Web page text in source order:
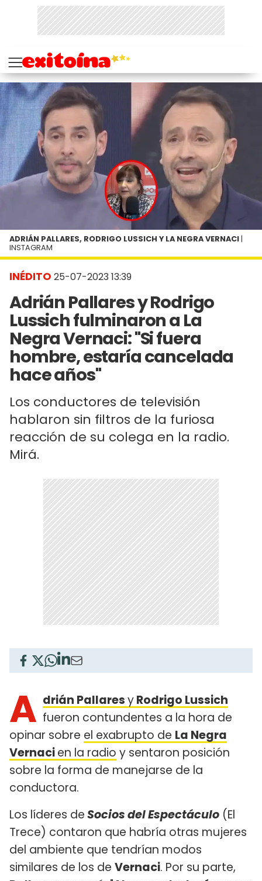
INÉDITO 25-07-2023 13:39
Adrián Pallares y Rodrigo
Lussich fulminaron a La
Negra Vernaci: "Si fuera
hombre, estaría cancelada
hace años"
Los conductores de televisión
hablaron sin filtros de la furiosa
reacción de su colega en la radio.
Mirá.
ADRIÁN PALLARES, RODRIGO LUSSICH Y LA NEGRA VERNACI |
INSTAGRAM
A drián PallaresyRodrigo Lussich
fueron contundentes a la hora de
opinar sobre el exabrupto de La Negra
Vernacien la radio y sentaron posición
sobre la forma de manejarse de la
conductora.
Los líderes deSocios del Espectáculo (El
Trece) contaron que habría otras mujeres
del ambiente que tendrían modos
similares de los de Vernaci. Por su parte,